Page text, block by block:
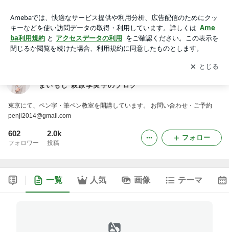
萩原季実子のブログ
アプリをダウンロードして ブログの更新通知
を受け取りまし
ょう。
開く
まいもじ 萩原季実子のブログ
東京にて、ペン字・筆ペン教室を開講しています。 お問い合わせ・ご予約
penji2014@gmail.com
602
フォロワー
2.0k
投稿
フォロー
一覧 人気 画像 テーマ